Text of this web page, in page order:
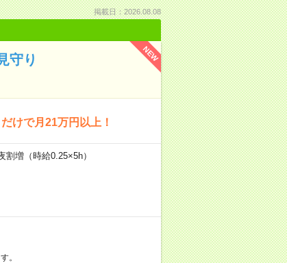
掲載日：2026.08.08
NEW
守り
けで月21万円以上！
増（時給0.25×5h）
。